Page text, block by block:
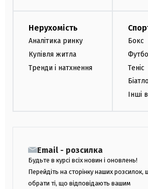
Нерухомість
Аналітика ринку
Купівля житла
Тренди і натхнення
Бокс
Теніс
Інші
Email - розсилка
Будьте в курсі всіх новин і оновлень!
Перейдіть на сторінку наших розсилок,
обрати ті, що відповідають вашим